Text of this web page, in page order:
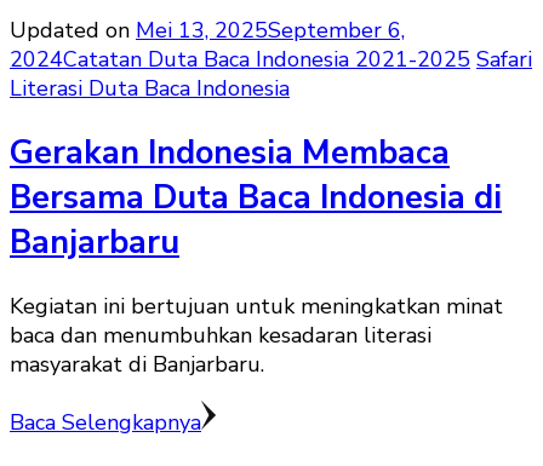
Updated on Mei 13, 2025September 6,
2024Catatan Duta Baca Indonesia 2021-2025 Safari
Literasi Duta Baca Indonesia
Gerakan Indonesia Membaca
Bersama Duta Baca Indonesia di
Banjarbaru
Kegiatan ini bertujuan untuk meningkatkan minat
baca dan menumbuhkan kesadaran literasi
masyarakat di Banjarbaru.
Baca Selengkapnya